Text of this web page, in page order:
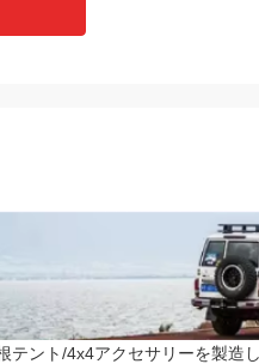
テント/4x4アクセサリーを製造